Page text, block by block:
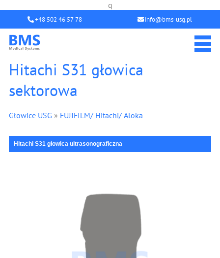
q
+48 502 46 57 78 info@bms-usg.pl
Hitachi S31 głowica
sektorowa
Głowice USG » FUJIFILM/ Hitachi/ Aloka
Hitachi S31 głowica ultrasonograficzna